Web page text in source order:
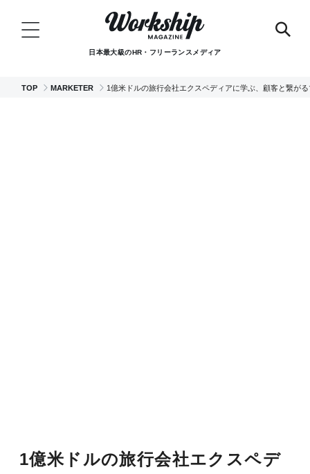
日本最大級のHR・フリーランスメディア
TOP MARKETER 1億米ドルの旅行会社エクスペディアに学ぶ、顧客と繋が
1億米ドルの旅行会社エクスペデ